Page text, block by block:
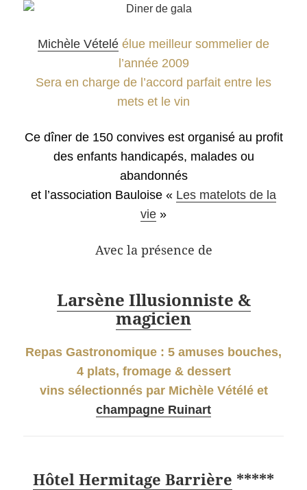
Michèle Vételé élue meilleur sommelier de
l’année 2009
Sera en charge de l’accord parfait entre les
mets et le vin
Ce dîner de 150 convives est organisé au profit
des enfants handicapés, malades ou
abandonnés
et l’association Bauloise « Les matelots de la
vie »
Avec la présence de
Larsène Illusionniste &
magicien
Repas Gastronomique : 5 amuses bouches,
4 plats, fromage & dessert
vins sélectionnés par Michèle Vétélé et
champagne Ruinart
Hôtel Hermitage Barrière *****